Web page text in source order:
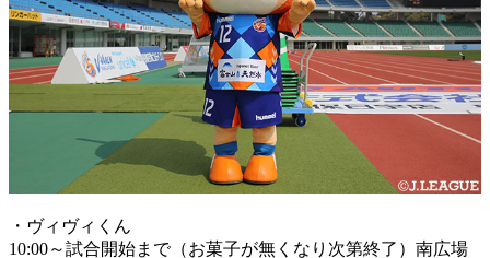
・ヴィヴィくん
10:00～試合開始まで（お菓子が無くなり次第終了）南広場